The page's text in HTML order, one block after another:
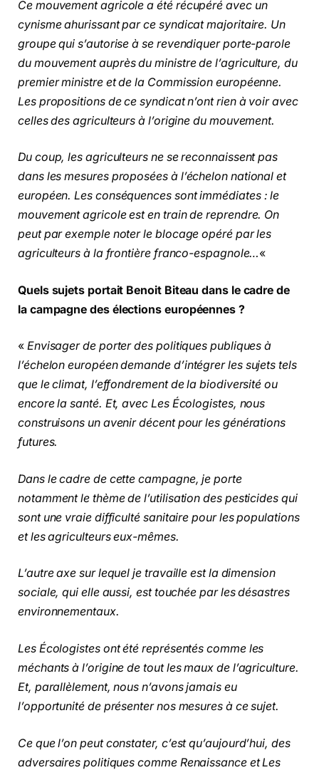
Ce mouvement agricole a été récupéré avec un
cynisme ahurissant par ce syndicat majoritaire. Un
groupe qui s’autorise à se revendiquer porte-parole
du mouvement auprès du ministre de l’agriculture, du
premier ministre et de la Commission européenne.
Les propositions de ce syndicat n’ont rien à voir avec
celles des agriculteurs à l’origine du mouvement.
Du coup, les agriculteurs ne se reconnaissent pas
dans les mesures proposées à l’échelon national et
européen. Les conséquences sont immédiates : le
mouvement agricole est en train de reprendre. On
peut par exemple noter le blocage opéré par les
agriculteurs à la frontière franco-espagnole…«
Quels sujets portait Benoit Biteau dans le cadre de
la campagne des élections européennes ?
« Envisager de porter des politiques publiques à
l’échelon européen demande d’intégrer les sujets tels
que le climat, l’effondrement de la biodiversité ou
encore la santé. Et, avec Les Écologistes, nous
construisons un avenir décent pour les générations
futures.
Dans le cadre de cette campagne, je porte
notamment le thème de l’utilisation des pesticides qui
sont une vraie difficulté sanitaire pour les populations
et les agriculteurs eux-mêmes.
L’autre axe sur lequel je travaille est la dimension
sociale, qui elle aussi, est touchée par les désastres
environnementaux.
Les Écologistes ont été représentés comme les
méchants à l’origine de tout les maux de l’agriculture.
Et, parallèlement, nous n’avons jamais eu
l’opportunité de présenter nos mesures à ce sujet.
Ce que l’on peut constater, c’est qu’aujourd’hui, des
adversaires politiques comme Renaissance et Les